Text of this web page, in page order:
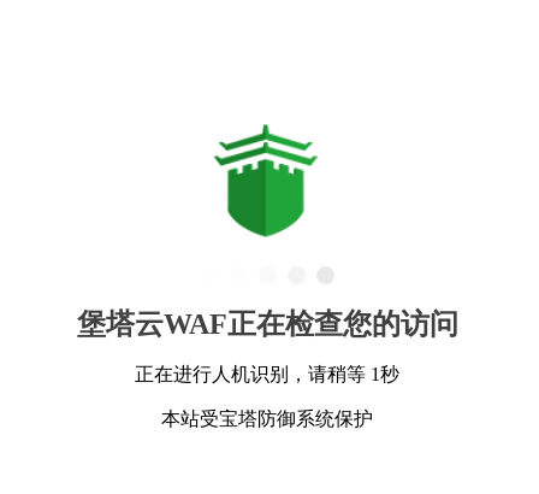
堡塔云WAF正在检查您的访问
正在进行人机识别，请稍等 1秒
本站受宝塔防御系统保护